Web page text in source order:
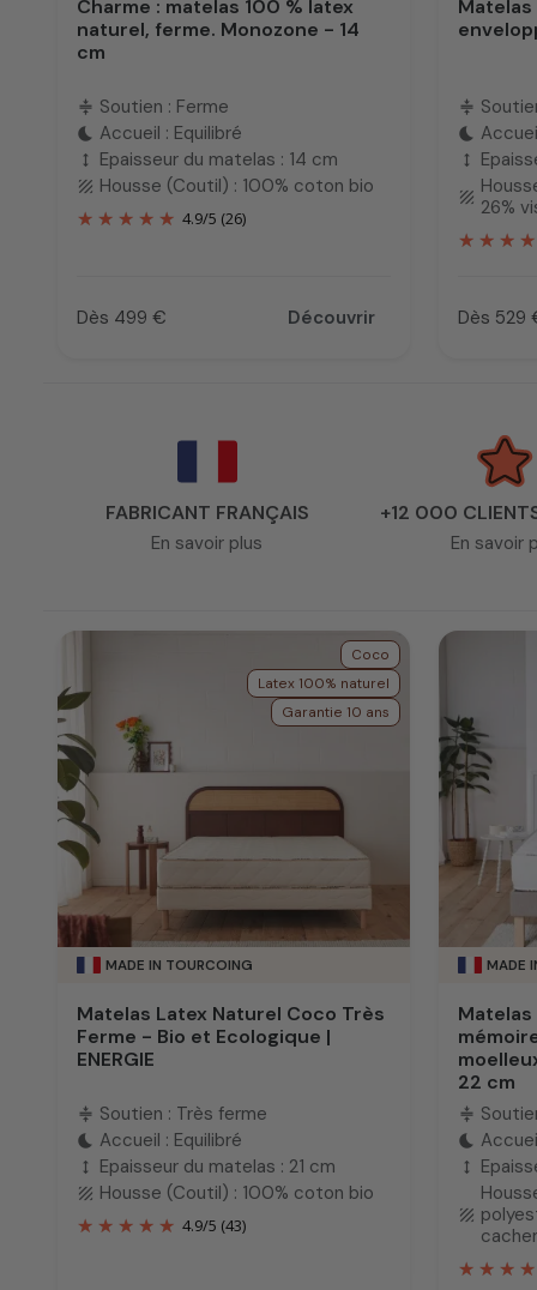
Charme : matelas 100 % latex
naturel, ferme. Monozone - 14
cm
compress Soutien : Ferme
bedtime Accueil : Equilibré
height Epaisseur du matelas : 14 cm
texture Housse (Coutil) : 100% coton bio
4.9/5 (26)
Prix
Dès 499 € Découvrir
compress
bedtime
height
texture 26%
Prix
Dès 529
FABRICANT FRANÇAIS
En savoir plus
+12 000
En savoir
MADE IN TOURCOING
Coco
Latex 100% naturel
Garantie 10 ans
Matelas Latex Naturel Coco Très
Ferme - Bio et Ecologique |
ENERGIE
compress Soutien : Très ferme
bedtime Accueil : Equilibré
height Epaisseur du matelas : 21 cm
texture Housse (Coutil) : 100% coton bio
4.9/5 (43)
MADE
22 cm
compress
bedtime
height
texture